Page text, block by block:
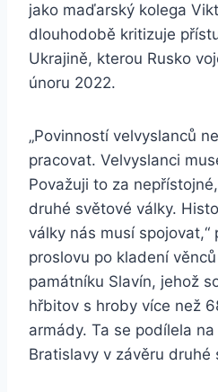
jako maďarský kolega
dlouhodobě kritizuje
Ukrajině, kterou Rusko
únoru 2022.
„Povinností velvyslanců
pracovat. Velvyslanci
Považuji to za
druhé světové války.
války nás musí spojovat,“
proslovu po kladení
památníku Slavín, jehož
hřbitov s hroby více než
armády. Ta se podílela
Bratislavy v závěru druhé